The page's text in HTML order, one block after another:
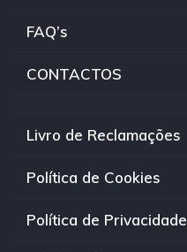
FAQ’s
CONTACTOS
Livro de Reclamações
Política de Cookies
Política de Privacidade